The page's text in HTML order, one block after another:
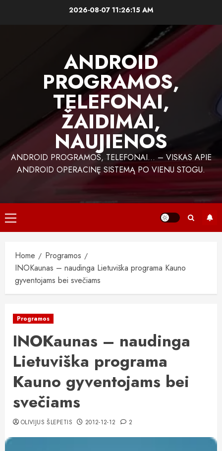
2026-08-07 11:26:16 AM
ANDROID
PROGRAMOS,
TELEFONAI,
ŽAIDIMAI,
NAUJIENOS
ANDROID PROGRAMOS, TELEFONAI… – VISKAS APIE
ANDROID OPERACINĘ SISTEMĄ PO VIENU STOGU.
Primary
Menu
Home
Programos
INOKaunas – naudinga Lietuviška programa Kauno
gyventojams bei svečiams
Programos
INOKaunas – naudinga
Lietuviška programa
Kauno gyventojams bei
svečiams
OLIVIJUS ŠLEPETIS 2012-12-12 2